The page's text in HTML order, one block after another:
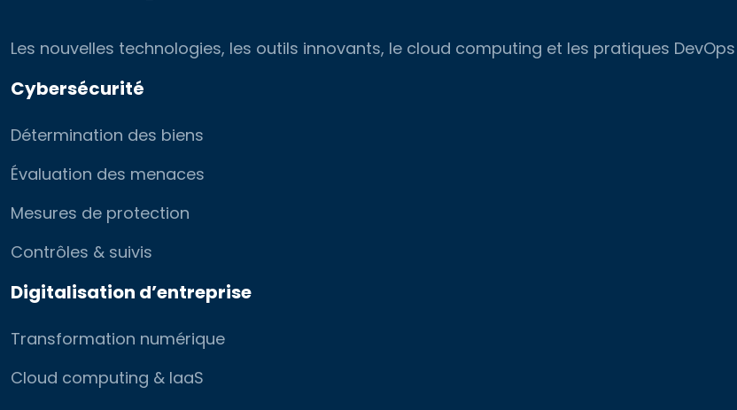
Les nouvelles technologies, les outils innovants, le cloud computing et les pratiques
Cybersécurité
Détermination des biens
Évaluation des menaces
Mesures de protection
Contrôles & suivis
Digitalisation d’entreprise
Transformation numérique
Cloud computing & IaaS